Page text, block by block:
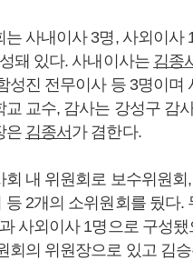
는 사내이사 3명, 사외이사
돼 있다. 사내이사는 김종
성진 전무이사 등 3명이며
교 교수, 감사는 강성구 감
은 김종서 가 겸한다.
회 내 위원회로 보수위원회
등 2개의 소위원회를 뒀다.
사외이사 1명으로 구성
회의 위원장으로 있고 김